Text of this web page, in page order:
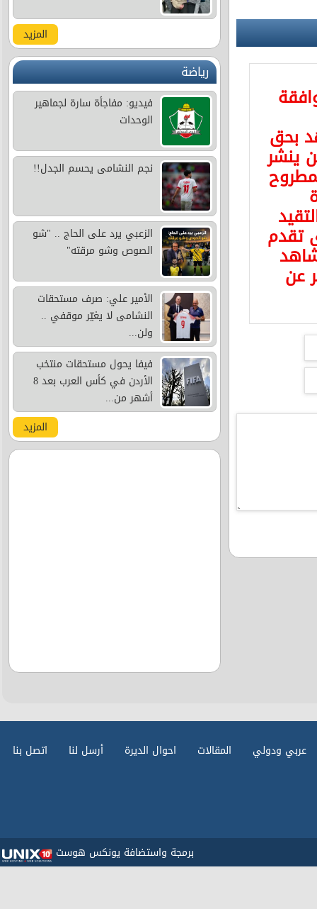
بحق
ينشر
تقدم
عن
المزيد
رياضة
فيديو: مفاجأة سارة لجماهير
الوحدات
نجم النشامى يحسم الجدل!!
الزعبي يرد على الحاج .. "شو
الصوص وشو مرقته"
الأمير علي: صرف مستحقات
النشامى لا يغيّر موقفي ..
ولن...
فيفا يحول مستحقات منتخب
الأردن في كأس العرب بعد 8
أشهر من...
المزيد
عربي ودولي المقالات احوال الديرة أرسل لنا اتصل بنا
برمجة واستضافة يونكس هوست